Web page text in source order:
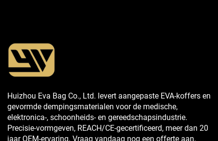
Huizhou Eva Bag Co., Ltd. levert aangepaste EVA-koffers en
gevormde dempingsmaterialen voor de medische,
elektronica-, schoonheids- en gereedschapsindustrie.
Precisie-vormgeven, REACH/CE-gecertificeerd, meer dan 20
jaar OEM-ervaring. Vraag vandaag nog een offerte aan.